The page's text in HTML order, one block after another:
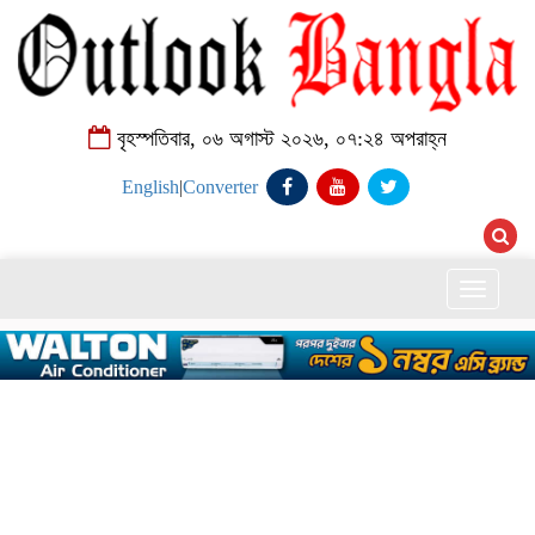
বৃহস্পতিবার, ০৬ অগাস্ট ২০২৬, ০৭:২৪ অপরাহ্ন
English|Converter